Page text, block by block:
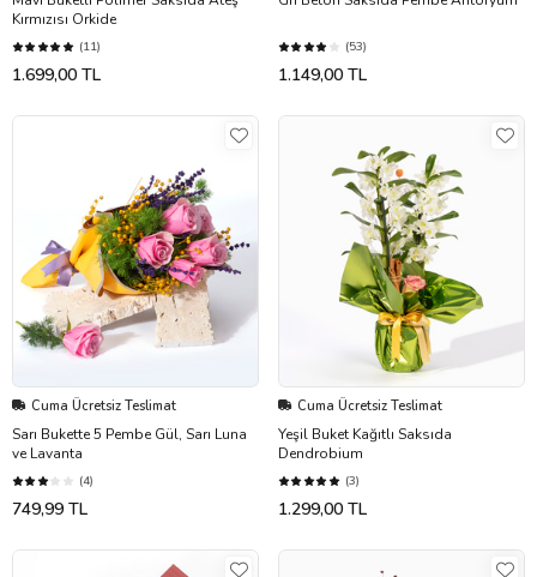
Kırmızısı Orkide
(11)
1.699,00 TL
(53)
1.149,00 TL
Cuma Ücretsiz Teslimat
Sarı Bukette 5 Pembe Gül, Sarı Luna
ve Lavanta
(4)
749,99 TL
Cuma Ücretsiz Teslimat
Yeşil Buket Kağıtlı Saksıda
Dendrobium
(3)
1.299,00 TL